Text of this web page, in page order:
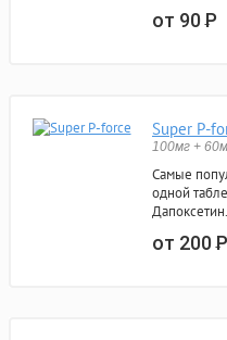
от 90Р
Super P-
100мг +
Самые
одной
Дапоксетин.
от 200Р